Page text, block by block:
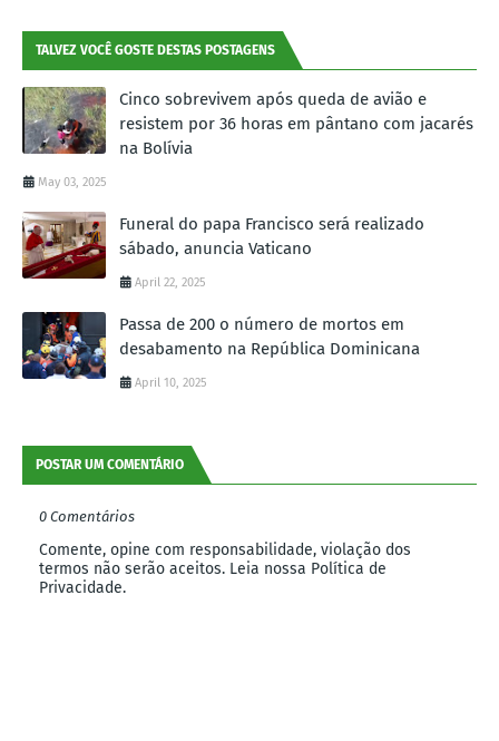
TALVEZ VOCÊ GOSTE DESTAS POSTAGENS
Cinco sobrevivem após queda de avião e
resistem por 36 horas em pântano com jacarés
na Bolívia
May 03, 2025
Funeral do papa Francisco será realizado
sábado, anuncia Vaticano
April 22, 2025
Passa de 200 o número de mortos em
desabamento na República Dominicana
April 10, 2025
POSTAR UM COMENTÁRIO
0 Comentários
Comente, opine com responsabilidade, violação dos
termos não serão aceitos. Leia nossa Política de
Privacidade.